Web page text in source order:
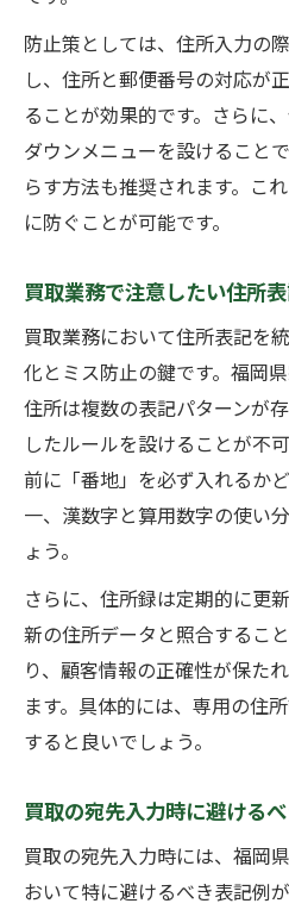
防止策としては、住所入力の
し、住所と郵便番号の対応が
ることが効果的です。さらに
ダウンメニューを設けること
らす方法も推奨されます。こ
に防ぐことが可能です。
買取業務で注意したい住所
買取業務において住所表記を
化とミス防止の鍵です。福岡
住所は複数の表記パターンが
したルールを設けることが不
前に「番地」を必ず入れるか
一、漢数字と算用数字の使い
ょう。
さらに、住所録は定期的に更
新の住所データと照合するこ
り、顧客情報の正確性が保た
ます。具体的には、専用の住
すると良いでしょう。
買取の宛先入力時に避ける
買取の宛先入力時には、福岡
おいて特に避けるべき表記例